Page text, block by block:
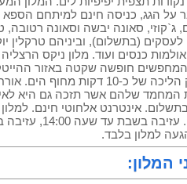
על הגג, כניסה חינם למיתחם הספא
ג`קוזי, סאונה יבשה וסאונה רטובה,
לעסקים (בתשלום), וביניהם טרקלין
כנסים ועוד. מלון ניקס
חופשה שקטה באזור
ובמרחק הליכה של כ-10 דקות
המחמד שלהם אשר תזכה גם היא
אינטרנט אלחוטי חינם.
הרצליה. עזיבה
למלון בלבד.
המלון: